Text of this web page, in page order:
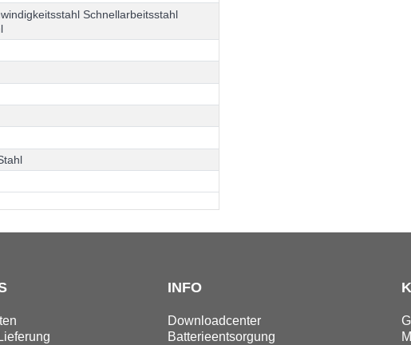
windigkeitsstahl Schnellarbeitsstahl
l
tahl
INFO
Downloadcenter
Batterieentsorgung